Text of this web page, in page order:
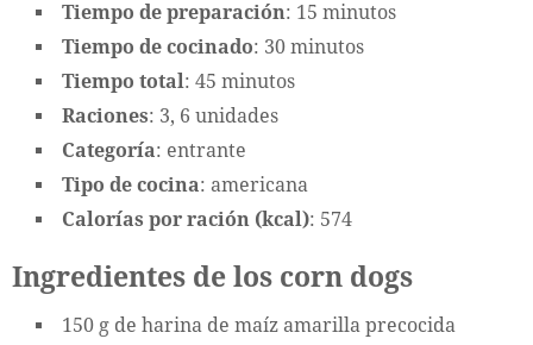
Tiempo de preparación: 15 minutos
Tiempo de cocinado: 30 minutos
Tiempo total: 45 minutos
Raciones: 3, 6 unidades
Categoría: entrante
Tipo de cocina: americana
Calorías por ración (kcal): 574
Ingredientes de los corn dogs
150 g de harina de maíz amarilla precocida